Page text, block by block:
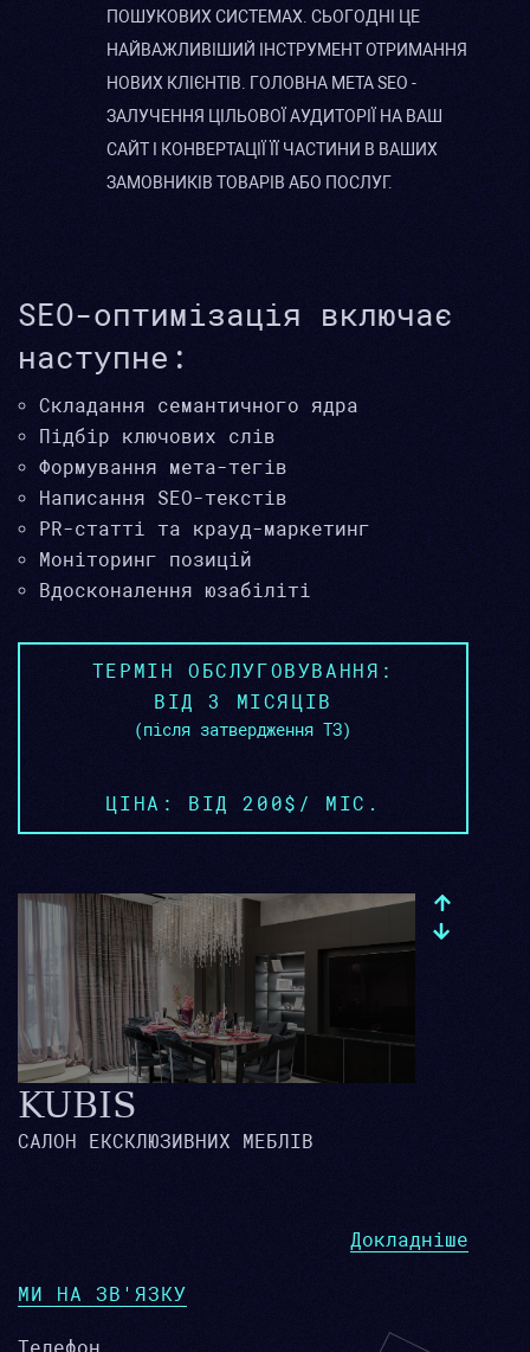
ПОШУКОВИХ СИСТЕМАХ. СЬОГОДНІ ЦЕ
НАЙВАЖЛИВІШИЙ ІНСТРУМЕНТ ОТРИМАННЯ
НОВИХ КЛІЄНТІВ. ГОЛОВНА МЕТА SEO -
ЗАЛУЧЕННЯ ЦІЛЬОВОЇ АУДИТОРІЇ НА ВАШ
САЙТ І КОНВЕРТАЦІЇ ЇЇ ЧАСТИНИ В ВАШИХ
ЗАМОВНИКІВ ТОВАРІВ АБО ПОСЛУГ.
SEO-оптимізація включає
наступне:
Складання семантичного ядра
Підбір ключових слів
Формування мета-тегів
Написання SEO-текстів
PR-статті та крауд-маркетинг
Моніторинг позицій
Вдосконалення юзабіліті
ТЕРМІН ОБСЛУГОВУВАННЯ:
ВІД 3 МІСЯЦІВ
(після затвердження ТЗ)
ЦІНА: ВІД 200$/ МІС.
KUBIS
САЛОН ЕКСКЛЮЗИВНИХ МЕБЛІВ
Докладніше
МИ НА ЗВ'ЯЗКУ